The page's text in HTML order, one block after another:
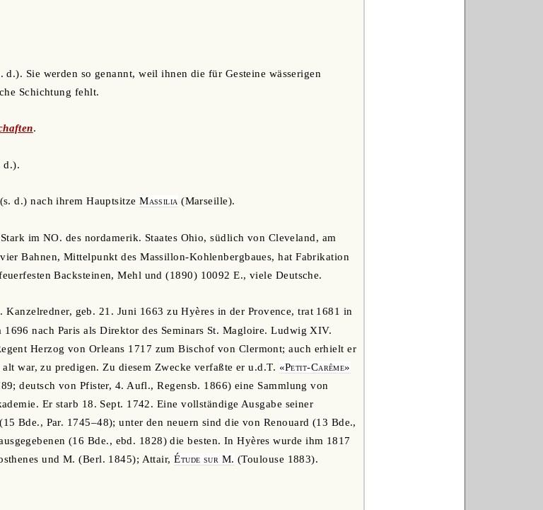
d.). Sie werden so genannt, weil ihnen die für Gesteine wässerigen
Schichtung fehlt.
.
d.).
(s. d.) nach ihrem HauptsitzeMassilia (Marseille).
im NO. des nordamerik. Staates Ohio, südlich von Cleveland, am
Bahnen, Mittelpunkt des Massillon-Kohlenbergbaues, hat Fabrikation
Backsteinen, Mehl und (1890) 10092 E., viele Deutsche.
Kanzelredner, geb. 21. Juni 1663 zu Hyères in der Provence, trat 1681 in
nach Paris als Direktor des Seminars St. Magloire. Ludwig XIV.
Herzog von Orleans 1717 zum Bischof von Clermont; auch erhielt er
war, zu predigen. Zu diesem Zwecke verfaßte er u.d.T. «Petit-Carême»
deutsch von Pfister, 4. Aufl., Regensb. 1866) eine Sammlung von
Er starb 18. Sept. 1742. Eine vollständige Ausgabe seiner
Bde., Par. 1745–48); unter den neuern sind die von Renouard (13 Bde.,
(16 Bde., ebd. 1828) die besten. In Hyères wurde ihm 1817
und M. (Berl. 1845); Attair,Étude sur M. (Toulouse 1883).